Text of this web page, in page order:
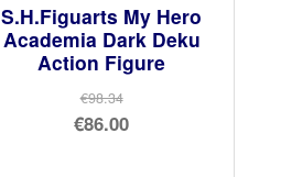
S.H.Figuarts My Hero
Academia Dark Deku
Action Figure
€98.34
Le
€86.00